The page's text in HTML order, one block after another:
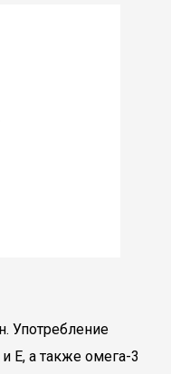
Употребление
E, а также омега-3